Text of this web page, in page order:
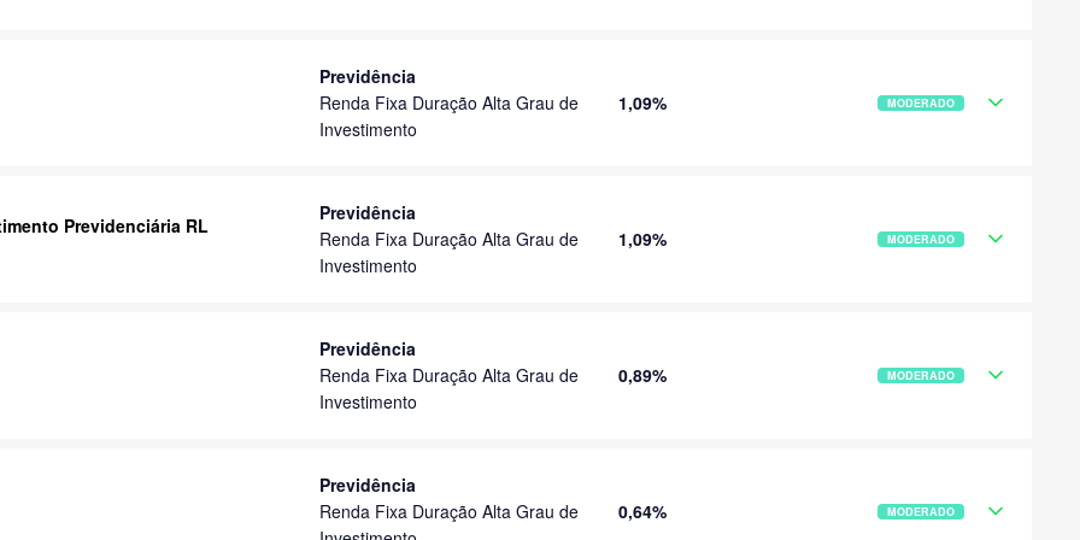
Previdência
Renda Fixa Duração Alta Grau de
Investimento
1,09% MODERADO
Previdenciária RL
Previdência
Renda Fixa Duração Alta Grau de
Investimento
1,09% MODERADO
Previdência
Renda Fixa Duração Alta Grau de
Investimento
0,89% MODERADO
Previdência
Renda Fixa Duração Alta Grau de
0,64% MODERADO